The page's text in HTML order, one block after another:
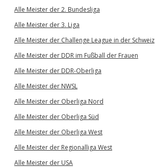
Alle Meister der 2. Bundesliga
Alle Meister der 3. Liga
Alle Meister der Challenge League in der Schweiz
Alle Meister der DDR im Fußball der Frauen
Alle Meister der DDR-Oberliga
Alle Meister der NWSL
Alle Meister der Oberliga Nord
Alle Meister der Oberliga Süd
Alle Meister der Oberliga West
Alle Meister der Regionalliga West
Alle Meister der USA